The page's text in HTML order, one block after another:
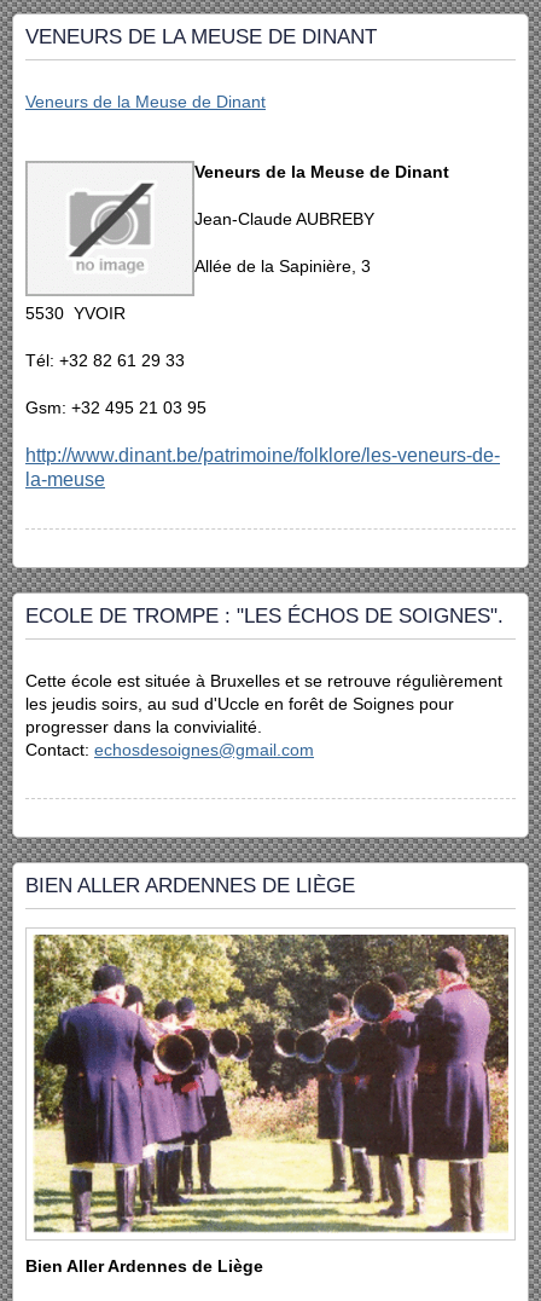
VENEURS DE LA MEUSE DE DINANT
Veneurs de la Meuse de Dinant
Veneurs de la Meuse de Dinant
Jean-Claude AUBREBY
Allée de la Sapinière, 3
5530 YVOIR
Tél: +32 82 61 29 33
Gsm: +32 495 21 03 95
http://www.dinant.be/patrimoine/folklore/les-veneurs-de-
la-meuse
ECOLE DE TROMPE : "LES ÉCHOS DE SOIGNES".
Cette école est située à Bruxelles et se retrouve régulièrement
les jeudis soirs, au sud d'Uccle en forêt de Soignes pour
progresser dans la convivialité.
Contact: echosdesoignes@gmail.com
BIEN ALLER ARDENNES DE LIÈGE
Bien Aller Ardennes de Liège